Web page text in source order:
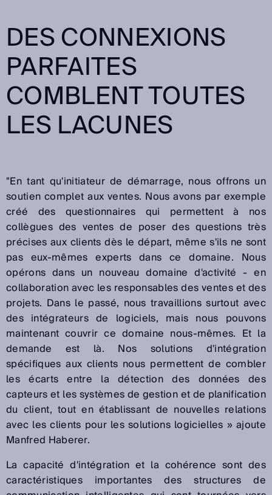
DES CONNEXIONS
PARFAITES
COMBLENT TOUTES
LES LACUNES
"En tant qu'initiateur de démarrage, nous offrons un
soutien complet aux ventes. Nous avons par exemple
créé des questionnaires qui permettent à nos
collègues des ventes de poser des questions très
précises aux clients dès le départ, même s'ils ne sont
pas eux-mêmes experts dans ce domaine. Nous
opérons dans un nouveau domaine d'activité - en
collaboration avec les responsables des ventes et des
projets. Dans le passé, nous travaillions surtout avec
des intégrateurs de logiciels, mais nous pouvons
maintenant couvrir ce domaine nous-mêmes. Et la
demande est là. Nos solutions d'intégration
spécifiques aux clients nous permettent de combler
les écarts entre la détection des données des
capteurs et les systèmes de gestion et de planification
du client, tout en établissant de nouvelles relations
avec les clients pour les solutions logicielles » ajoute
Manfred Haberer.
La capacité d'intégration et la cohérence sont des
caractéristiques importantes des structures de